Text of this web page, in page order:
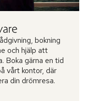
bokning
och hjälp att
Boka gärna en tid
vårt kontor, där
din drömresa.